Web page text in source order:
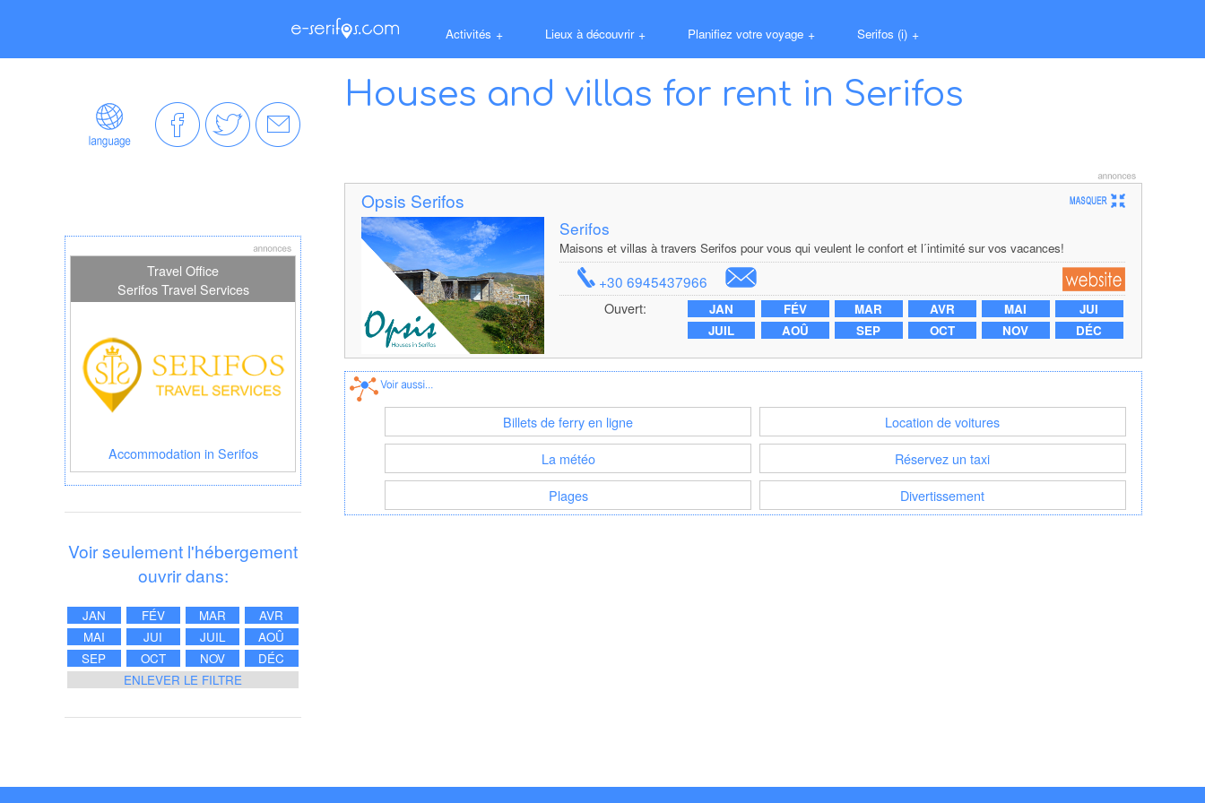
Activités + Lieux à découvrir + Planifiez votre voyage + Serifos (i) +
Travel Office
Serifos Travel Services
Accommodation in Serifos
Voir seulement l'hébergement
ouvrir dans:
JAN FÉV MAR
AVR
MAI
JUI JUIL
AOÛ
SEP
OCT NOV
DÉC
ENLEVER LE FILTRE
Houses and villas for rent in Serifos
Opsis Serifos
Serifos
Maisons et villas à travers Serifos pour vous qui veulent le confort et l΄intimité sur vos vacances!
+30 6945437966
Ouvert: JAN FÉV MAR AVR MAI
JUI
JUIL
AOÛ SEP OCT NOV DÉC
Billets de ferry en ligne
Location de voitures
La météo
Réservez un taxi
Plages
Divertissement